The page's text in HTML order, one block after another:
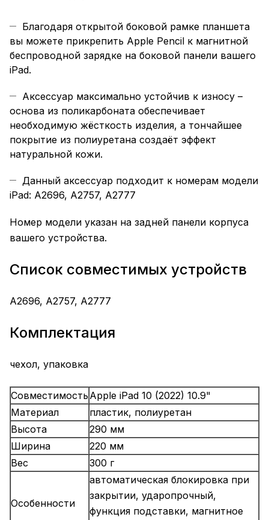
Благодаря открытой боковой рамке планшета
вы можете прикрепить Apple Pencil к магнитной
беспроводной зарядке на боковой панели вашего
iPad.
Аксессуар максимально устойчив к износу –
основа из поликарбоната обеспечивает
необходимую жёсткость изделия, а тончайшее
покрытие из полиуретана создаёт эффект
натуральной кожи.
Данный аксессуар подходит к номерам модели
iPad: A2696, A2757, A2777
Номер модели указан на задней панели корпуса
вашего устройства.
Список совместимых устройств
A2696, A2757, A2777
Комплектация
чехол, упаковка
Совместимость Apple iPad 10 (2022) 10.9"
Материал
пластик, полиуретан
Высота
290 мм
Ширина
220 мм
Вес
300 г
Особенности
автоматическая блокировка при
закрытии, ударопрочный,
функция подставки, магнитное